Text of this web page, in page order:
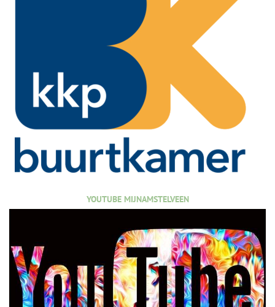
YOUTUBE MIJNAMSTELVEEN